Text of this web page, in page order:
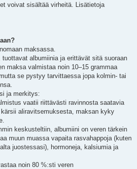
voivat sisältää virheitä. Lisätietoja
maksassa.
albumiinia ja erittävät sitä suoraan
maksa valmistaa noin 10–15 grammaa
se pystyy tarvittaessa jopa kolmin- tai
ja merkitys:
vaatii riittävästi ravinnosta saatavia
aliravitsemuksesta, maksan kyky
keskusteltiin, albumiini on veren tärkein
muun muassa vapaita rasvahappoja (kuten
juostessasi), hormoneja, kalsiumia ja
noin 80 %:sti veren